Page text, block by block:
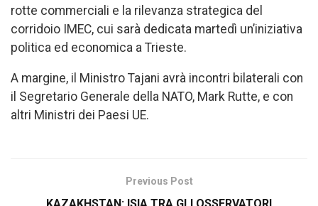
rotte commerciali e la rilevanza strategica del
corridoio IMEC, cui sarà dedicata martedì un’iniziativa
politica ed economica a Trieste.
A margine, il Ministro Tajani avrà incontri bilaterali con
il Segretario Generale della NATO, Mark Rutte, e con
altri Ministri dei Paesi UE.
Previous Post